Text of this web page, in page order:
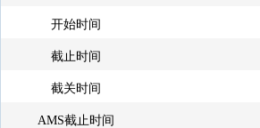
开始时间
截止时间
截关时间
AMS截止时间